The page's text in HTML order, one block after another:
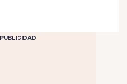
PUBLICIDAD